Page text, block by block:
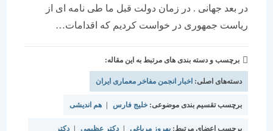
در بعد جهانی . در زمان دولت قبل ما طی نامه ای از
ریاست جمهوری در خواست کردیم که اقدامات…
برچسب و دسته بندی های مرتبط به این مقاله:
دسته‌های اصلی:اخبار انجمن مفاخر معماری ایران
برچسب تقسیم بندی موضوعی:خلیج فارس | هم اندیشی
برچسب اعضای مرتبط: بهروز مرباغی | دکتر عظیمی | دکتر